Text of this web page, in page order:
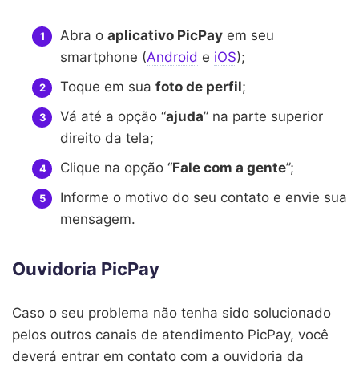
Abra o aplicativo PicPay em seu
smartphone (Android e iOS);
Toque em sua foto de perfil;
Vá até a opção “ajuda” na parte superior
direito da tela;
Clique na opção “Fale com a gente”;
Informe o motivo do seu contato e envie sua
mensagem.
Ouvidoria PicPay
Caso o seu problema não tenha sido solucionado
pelos outros canais de atendimento PicPay, você
deverá entrar em contato com a ouvidoria da